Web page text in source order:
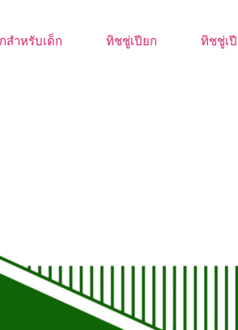
สำหรับเด็ก ทิชชู่เปียก ทิชชู่เ